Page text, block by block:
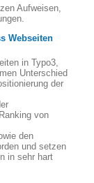
Aufweisen,
Webseiten
in Typo3,
Unterschied
der
von
den
und setzen
in sehr hart